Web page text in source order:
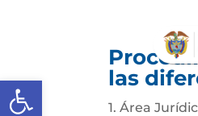
Abrir barra de herramientas
las
1. Área